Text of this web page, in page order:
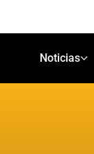
Noticias